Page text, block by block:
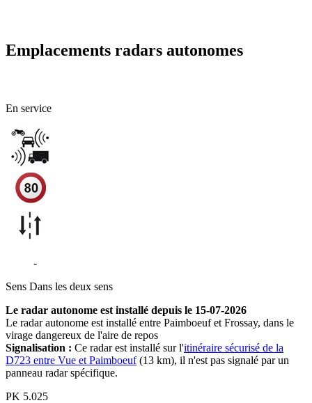
Emplacements radars autonomes
En service
-
Sens Dans les deux sens
Le radar autonome est installé depuis le 15-07-2026
Le radar autonome est installé entre Paimboeuf et Frossay, dans le
virage dangereux de l'aire de repos
Signalisation : Ce radar est installé sur l'itinéraire sécurisé de la
D723 entre Vue et Paimboeuf(13 km), il n'est pas signalé par un
panneau radar spécifique.
PK 5.025